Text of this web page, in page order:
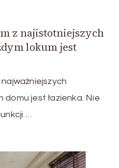
z najistotniejszych
lokum jest
domu jest łazienka. Nie
…